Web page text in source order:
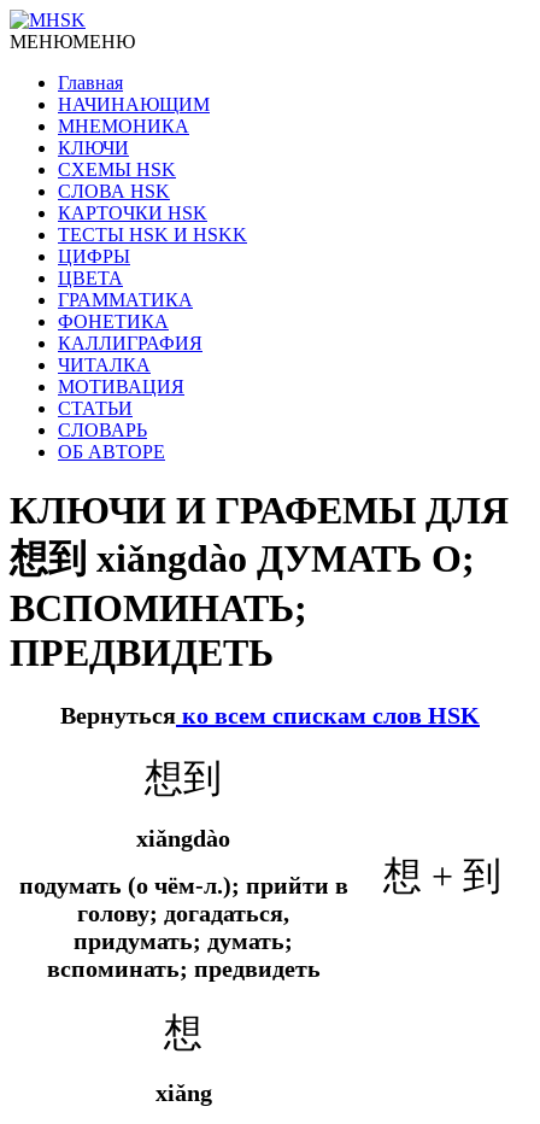
МЕНЮМЕНЮ
Главная
НАЧИНАЮЩИМ
МНЕМОНИКА
КЛЮЧИ
СХЕМЫ HSK
СЛОВА HSK
КАРТОЧКИ HSK
ТЕСТЫ HSK И HSKK
ЦИФРЫ
ЦВЕТА
ГРАММАТИКА
ФОНЕТИКА
КАЛЛИГРАФИЯ
ЧИТАЛКА
МОТИВАЦИЯ
СТАТЬИ
СЛОВАРЬ
ОБ АВТОРЕ
КЛЮЧИ И ГРАФЕМЫ ДЛЯ
想到 xiǎngdào ДУМАТЬ О;
ВСПОМИНАТЬ;
ПРЕДВИДЕТЬ
Вернуться ко всем спискам слов HSK
想到
xiǎngdào
подумать (о чём-л.); прийти в
голову; догадаться,
придумать; думать;
вспоминать; предвидеть
想 + 到
想
xiǎng